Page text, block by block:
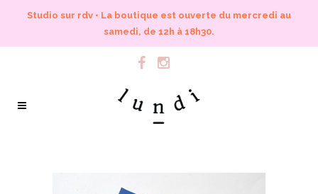
Studio sur rdv • La boutique est ouverte du mercredi au
samedi, de 12h à 18h30.